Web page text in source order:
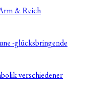
& Reich
-glücksbringende
verschiedener